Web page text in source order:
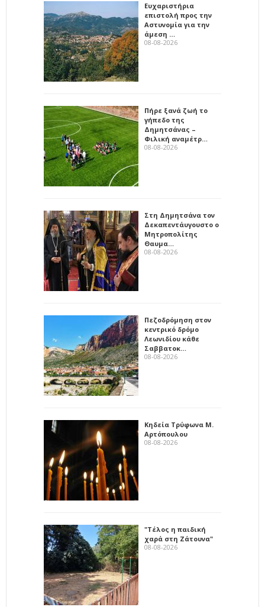
Ευχαριστήρια
επιστολή προς την
Αστυνομία για την
άμεση …
08-08-2026
Πήρε ξανά ζωή το
γήπεδο της
Δημητσάνας –
Φιλική αναμέτρ…
08-08-2026
Στη Δημητσάνα τον
Δεκαπεντάυγουστο ο
Μητροπολίτης
Θαυμα…
08-08-2026
Πεζοδρόμηση στον
κεντρικό δρόμο
Λεωνιδίου κάθε
Σαββατοκ…
08-08-2026
Κηδεία Τρύφωνα Μ.
Αρτόπουλου
08-08-2026
"Τέλος η παιδική
χαρά στη Ζάτουνα"
08-08-2026